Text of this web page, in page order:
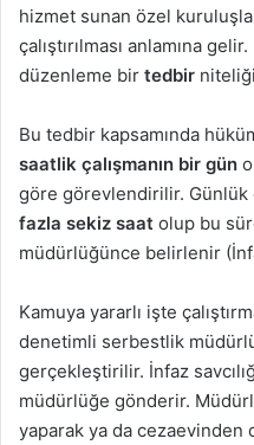
hizmet sunan özel
çalıştırılması anlamına
düzenleme bir tedbir
Bu tedbir kapsamında
saatlik çalışmanın bir gün
göre görevlendirilir. Günlük
fazla sekiz saat olup bu
müdürlüğünce belirlenir
Kamuya yararlı işte
denetimli serbestlik
gerçekleştirilir. İnfaz
müdürlüğe gönderir.
yaparak ya da